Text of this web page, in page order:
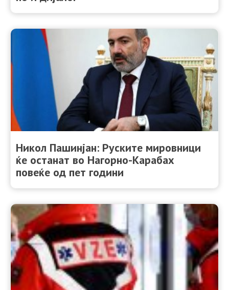
Никол Пашинјан: Руските мировници
ќе останат во Нагорно-Карабах
повеќе од пет години